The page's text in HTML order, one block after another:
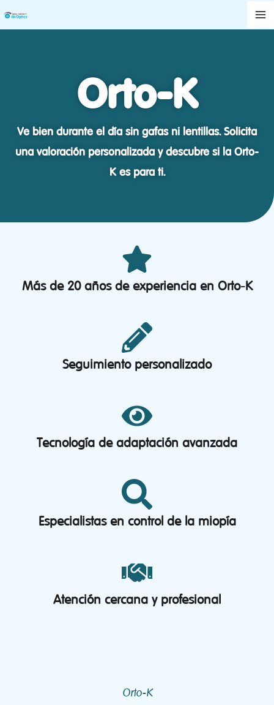
Orto-K
Orto-K
Ve bien durante el día sin gafas ni lentillas.Solicita
una valoración personalizada y descubre si la Orto-
K es para ti.
Más de 20 años de experiencia en Orto-K
Seguimiento personalizado
Tecnología de adaptación avanzada
Especialistas en control de la miopía
Atención cercana y profesional
Orto-K